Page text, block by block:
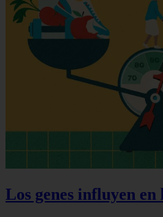
Los genes influyen en